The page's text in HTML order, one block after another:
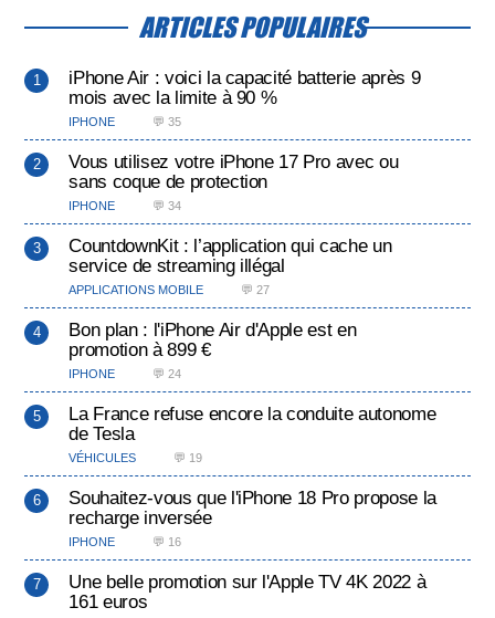
ARTICLES POPULAIRES
iPhone Air : voici la capacité batterie après 9
mois avec la limite à 90 %
IPHONE 💬 35
Vous utilisez votre iPhone 17 Pro avec ou
sans coque de protection
IPHONE 💬 34
CountdownKit : l’application qui cache un
service de streaming illégal
APPLICATIONS MOBILE 💬 27
Bon plan : l'iPhone Air d'Apple est en
promotion à 899 €
IPHONE 💬 24
La France refuse encore la conduite autonome
de Tesla
VÉHICULES 💬 19
Souhaitez-vous que l'iPhone 18 Pro propose la
recharge inversée
IPHONE 💬 16
Une belle promotion sur l'Apple TV 4K 2022 à
161 euros